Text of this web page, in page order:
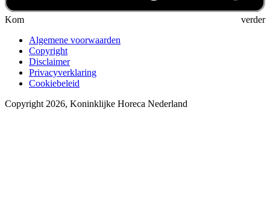
Kom verder
Algemene voorwaarden
Copyright
Disclaimer
Privacyverklaring
Cookiebeleid
Copyright 2026, Koninklijke Horeca Nederland